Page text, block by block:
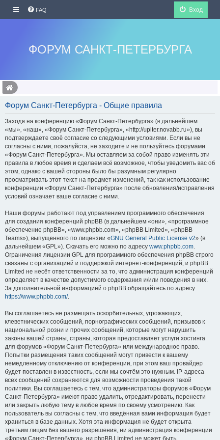
FAQ Вход
ФОРУМ САНКТ-ПЕТЕРБУРГА
Форум Санкт-Петербурга - Общие правила
Заходя на конференцию «Форум Санкт-Петербурга» (в дальнейшем
«мы», «наш», «Форум Санкт-Петербурга», «http://upiter.novabb.ru»), вы
подтверждаете своё согласие со следующими условиями. Если вы не
согласны с ними, пожалуйста, не заходите и не пользуйтесь форумами
«Форум Санкт-Петербурга». Мы оставляем за собой право изменять эти
правила в любое время и сделаем всё возможное, чтобы уведомить вас об
этом, однако с вашей стороны было бы разумным регулярно
просматривать этот текст на предмет изменений, так как использование
конференции «Форум Санкт-Петербурга» после обновления/исправления
условий означает ваше согласие с ними.
Наши форумы работают под управлением программного обеспечения
для создания конференций phpBB (в дальнейшем «они», «программное
обеспечение phpBB», «www.phpbb.com», «phpBB Limited», «phpBB
Teams»), выпущенного по лицензии «GNU General Public License v2» (в
дальнейшем «GPL»). Скачать его можно по адресу www.phpbb.com.
Ограничения лицензии GPL для программного обеспечения phpBB строго
связаны с организацией и поддержкой интернет-конференций, и phpBB
Limited не несёт ответственности за то, что администрация конференций
определяет в качестве допустимого содержания и/или поведения в них.
За дополнительной информацией о phpBB обращайтесь по адресу
https://www.phpbb.com/.
Вы соглашаетесь не размещать оскорбительных, угрожающих,
клеветнических сообщений, порнографических сообщений, призывов к
национальной розни и прочих сообщений, которые могут нарушить
законы вашей страны, страны, которая предоставляет услуги хостинга
для форумов «Форум Санкт-Петербурга» или международное право.
Попытки размещения таких сообщений могут привести к вашему
немедленному отключению от конференции, при этом ваш провайдер
будет поставлен в известность, если мы сочтём это нужным. IP-адреса
всех сообщений сохраняются для возможности проведения такой
политики. Вы соглашаетесь с тем, что администраторы форумов «Форум
Санкт-Петербурга» имеют право удалить, отредактировать, перенести
или закрыть любую тему в любое время по своему усмотрению. Как
пользователь вы согласны с тем, что введённая вами информация будет
храниться в базе данных. Хотя эта информация не будет открыта
третьим лицам без вашего разрешения, ни администрация конференции
«Форум Санкт-Петербурга», ни phpBB Limited не может быть